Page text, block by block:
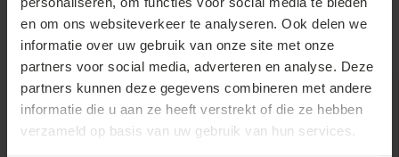
en om ons websiteverkeer te analyseren. Ook delen we
informatie over uw gebruik van onze site met onze
partners voor social media, adverteren en analyse. Deze
partners kunnen deze gegevens combineren met andere
informatie die u aan ze heeft verstrekt of die ze hebben
verzameld op basis van uw gebruik van hun services.
Anderen bekeken ook
sale sale